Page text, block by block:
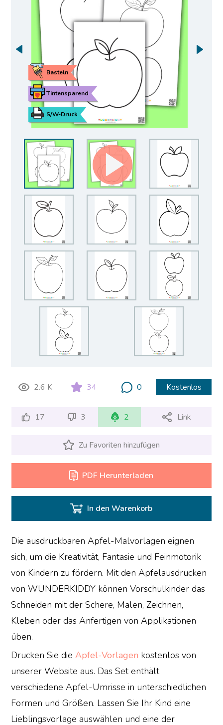
S/W-Druck
Tintensparend
Basteln
2.6 K 34 0 Kostenlos
17 3 2 Link
Zu Favoriten hinzufügen
PDF Herunterladen
In den Warenkorb
Die ausdruckbaren Apfel-Malvorlagen eignen
sich, um die Kreativität, Fantasie und Feinmotorik
von Kindern zu fördern. Mit den Apfelausdrucken
von WUNDERKIDDY können Vorschulkinder das
Schneiden mit der Schere, Malen, Zeichnen,
Kleben oder das Anfertigen von Applikationen
üben.
Drucken Sie dieApfel-Vorlagen kostenlos von
unserer Website aus. Das Set enthält
verschiedene Apfel-Umrisse in unterschiedlichen
Formen und Größen. Lassen Sie Ihr Kind eine
Lieblingsvorlage auswählen und eine der